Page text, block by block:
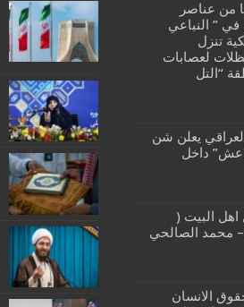
من عناصر
” النباعي
تنزل
لعصابات
“التل
يعلن شن
داخل
اهل البيت (
– محمد الصالحي
الانسان